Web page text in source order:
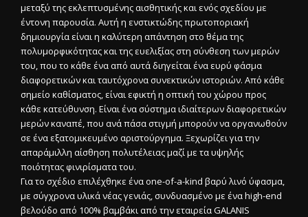
μεταξύ της εκλεπτυσμένης αισθητικής και ενός σχεδίου με
έντονη παρουσία. Αυτή η ενστικτώδης πρωτοποριακή
δημιουργία είναι η καλύτερη απάντηση στο θέμα της
πολυμορφικότητας και της ευελιξίας στη σύνθεση των μερών
του, που το κάθε ένα από αυτά διηγείται ένα ευρύ φάσμα
διαφορετικών και ταυτόχρονα συνεκτικών ιστοριών. Από κάθε
σημείο καθίσματος, είναι εφικτή η οπτική του χώρου προς
κάθε κατεύθυνση. Είναι ένα σύστημα ιδιαίτερων διαφορετικών
μερών καναπέ, που ανά πάσα στιγμή μπορούν να οργανωθούν
σε ένα εξατομικευμένο αριστούργημα. Ξεχωρίζει για την
απαράμιλλη αίσθηση πολυτέλειας μαζί με τα υψηλής
ποιότητας φινιρίσματα του.
Για το σχέδιο επιλέχθηκε ένα one-of-a-kind βαρύ λινό ύφασμα,
με σύγχρονα υλικά νέας γενιάς, συνδυασμένο με ένα high-end
βελούδο από 100% βαμβάκι από την εταιρεία GALANIS